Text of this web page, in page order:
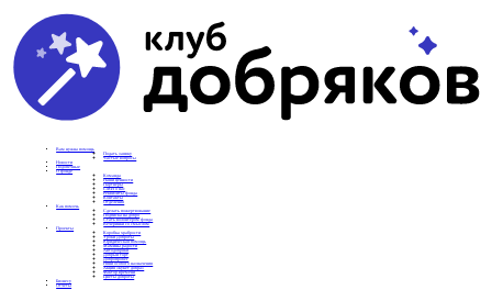
Вам нужна помощь
Подать заявку
Частые вопросы
Новости
Подопечные
О фонде
Команда
Наши ценности
Партнеры
СМИ о нас
Реквизиты фонда
Контакты
Отделения
Как помочь
Сделать пожертвование
Подписка на добро
Стать волонтером фонда
Вечеринки со смыслом
Проекты
Коробка храбрости
Уроки Доброты
Юридическая помощь
Мамины радости
Автодобряки
Добрый торт
Добропробег
Няни особого назначения
Акция «Букет добра»
Фактор времени
Цветы доброты
Бизнесу
Отчеты